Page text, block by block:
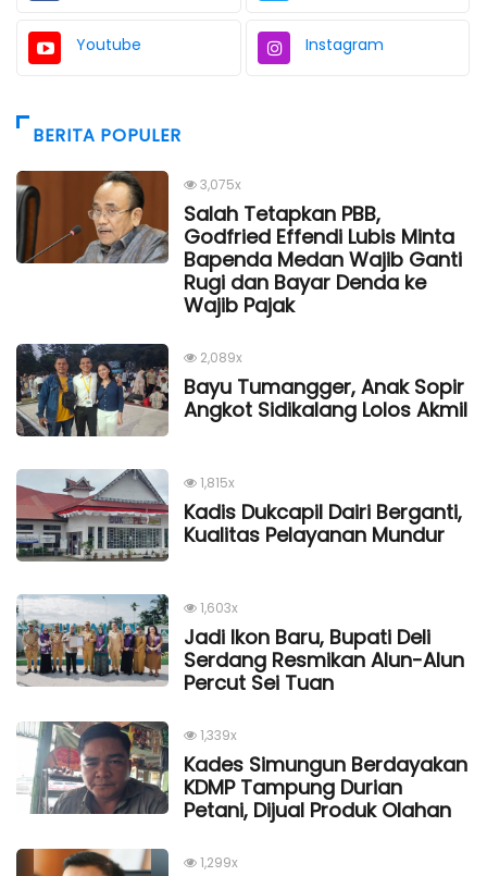
Youtube Instagram
BERITA POPULER
3,075x
Salah Tetapkan PBB,
Godfried Effendi Lubis Minta
Bapenda Medan Wajib Ganti
Rugi dan Bayar Denda ke
Wajib Pajak
2,089x
Bayu Tumangger, Anak Sopir
Angkot Sidikalang Lolos Akmil
1,815x
Kadis Dukcapil Dairi Berganti,
Kualitas Pelayanan Mundur
1,603x
Jadi Ikon Baru, Bupati Deli
Serdang Resmikan Alun-Alun
Percut Sei Tuan
1,339x
Kades Simungun Berdayakan
KDMP Tampung Durian
Petani, Dijual Produk Olahan
1,299x